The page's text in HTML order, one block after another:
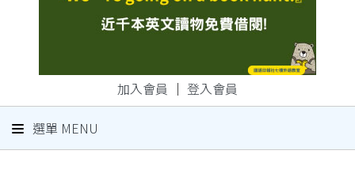
加入會員 ｜ 登入會員
選單 MENU